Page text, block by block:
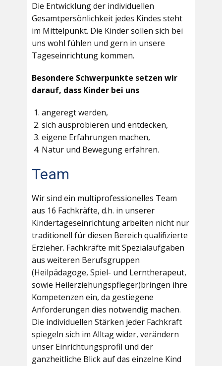
Die Entwicklung der individuellen
Gesamtpersönlichkeit jedes Kindes steht
im Mittelpunkt. Die Kinder sollen sich bei
uns wohl fühlen und gern in unsere
Tageseinrichtung kommen.
Besondere Schwerpunkte setzen wir
darauf, dass Kinder bei uns
angeregt werden,
sich ausprobieren und entdecken,
eigene Erfahrungen machen,
Natur und Bewegung erfahren.
Team
Wir sind ein multiprofessionelles Team
aus 16 Fachkräfte, d.h. in unserer
Kindertageseinrichtung arbeiten nicht nur
traditionell für diesen Bereich qualifizierte
Erzieher. Fachkräfte mit Spezialaufgaben
aus weiteren Berufsgruppen
(Heilpädagoge, Spiel- und Lerntherapeut,
sowie Heilerziehungspfleger)bringen ihre
Kompetenzen ein, da gestiegene
Anforderungen dies notwendig machen.
Die individuellen Stärken jeder Fachkraft
spiegeln sich im Alltag wider, verändern
unser Einrichtungsprofil und der
ganzheitliche Blick auf das einzelne Kind